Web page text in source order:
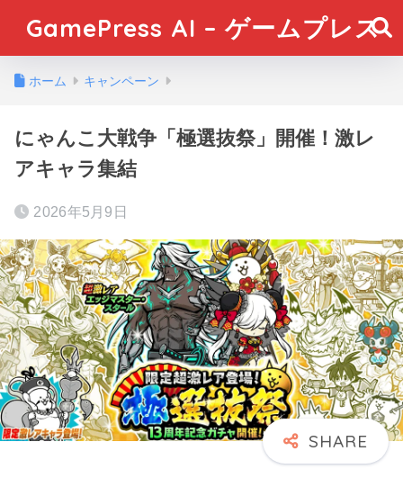
GamePress AI – ゲームプレス
ホーム キャンペーン
にゃんこ大戦争「極選抜祭」開催！激レ
アキャラ集結
2026年5月9日